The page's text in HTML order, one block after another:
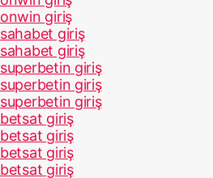
onwin giriş
sahabet giriş
sahabet giriş
superbetin giriş
superbetin giriş
superbetin giriş
betsat giriş
betsat giriş
betsat giriş
betsat giriş